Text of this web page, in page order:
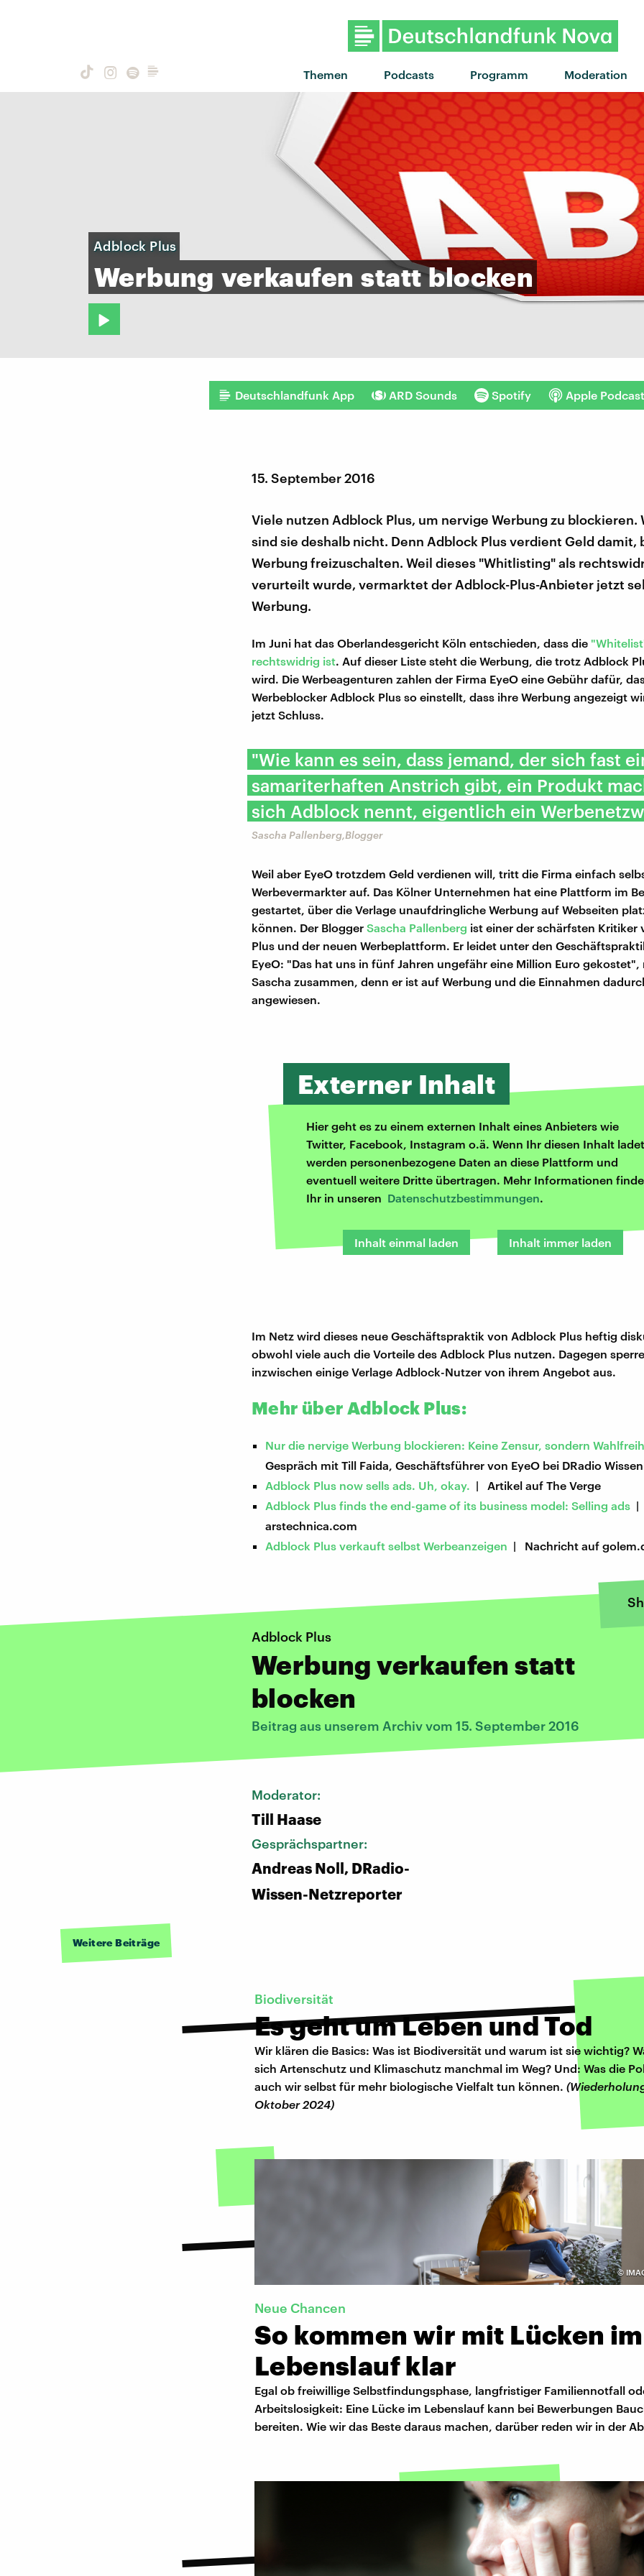
Themen Podcasts Programm Moderation
"You're Gonna Need A
Adblock Plus
Werbung verkaufen statt blocken
Deutschlandfunk App ARD Sounds Spotify Apple
15. September 2016
Viele nutzen Adblock Plus, um nervige Werbung zu blockieren.
sind sie deshalb nicht. Denn Adblock Plus verdient Geld damit,
Werbung freizuschalten. Weil dieses "Whitlisting" als
verurteilt wurde, vermarktet der Adblock-Plus-Anbieter jetzt
Werbung.
Im Juni hat das Oberlandesgericht Köln entschieden, dass die
rechtswidrig ist. Auf dieser Liste steht die Werbung, die trotz Adblock
wird. Die Werbeagenturen zahlen der Firma EyeO eine Gebühr dafür,
Werbeblocker Adblock Plus so einstellt, dass ihre Werbung angezeigt
jetzt Schluss.
"Wie kann es sein, dass jemand, der sich fast
samariterhaften Anstrich gibt, ein Produkt
sich Adblock nennt, eigentlich ein
Sascha Pallenberg,Blogger
Weil aber EyeO trotzdem Geld verdienen will, tritt die Firma einfach
Werbevermarkter auf. Das Kölner Unternehmen hat eine Plattform im
gestartet, über die Verlage unaufdringliche Werbung auf Webseiten
können. Der Blogger Sascha Pallenberg ist einer der schärfsten Kritiker
Plus und der neuen Werbeplattform. Er leidet unter den
EyeO: "Das hat uns in fünf Jahren ungefähr eine Million Euro gekostet",
Sascha zusammen, denn er ist auf Werbung und die Einnahmen
angewiesen.
Externer Inhalt
Hier geht es zu einem externen Inhalt eines Anbieters wie
Twitter, Facebook, Instagram o.ä. Wenn Ihr diesen Inhalt
werden personenbezogene Daten an diese Plattform und
eventuell weitere Dritte übertragen. Mehr Informationen
Ihr in unseren Datenschutzbestimmungen.
Inhalt einmal laden Inhalt immer laden
Im Netz wird dieses neue Geschäftspraktik von Adblock Plus heftig
obwohl viele auch die Vorteile des Adblock Plus nutzen. Dagegen
inzwischen einige Verlage Adblock-Nutzer von ihrem Angebot aus.
Mehr über Adblock Plus:
Nur die nervige Werbung blockieren: Keine Zensur, sondern
Gespräch mit Till Faida, Geschäftsführer von EyeO bei DRadio Wissen
Adblock Plus now sells ads. Uh, okay. | Artikel auf The Verge
Adblock Plus finds the end-game of its business model: Selling ads |
arstechnica.com
Adblock Plus verkauft selbst Werbeanzeigen | Nachricht auf
Adblock Plus
Werbung verkaufen statt
blocken
Beitrag aus unserem Archiv vom 15. September 2016
Moderator:
Till Haase
Gesprächspartner:
Andreas Noll, DRadio-
Wissen-Netzreporter
Weitere Beiträge
Biodiversität
Es geht um Leben und Tod
Wir klären die Basics: Was ist Biodiversität und warum ist sie wichtig?
sich Artenschutz und Klimaschutz manchmal im Weg? Und: Was die
auch wir selbst für mehr biologische Vielfalt tun können.
Oktober 2024)
©
Neue Chancen
So kommen wir mit Lücken im
Lebenslauf klar
Egal ob freiwillige Selbstfindungsphase, langfristiger Familiennotfall
Arbeitslosigkeit: Eine Lücke im Lebenslauf kann bei Bewerbungen
bereiten. Wie wir das Beste daraus machen, darüber reden wir in der Ab